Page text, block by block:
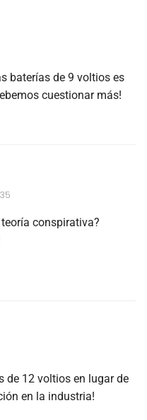
baterías de 9 voltios es
cuestionar más!
conspirativa?
de 12 voltios en lugar de
en la industria!